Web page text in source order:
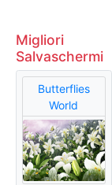
Migliori
Salvaschermi
Butterflies
World